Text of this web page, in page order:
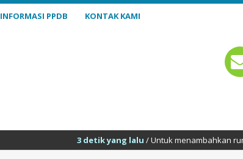
INFORMASI PPDB KONTAK KAMI
3 detik yang lalu/ Untuk menambahkan running